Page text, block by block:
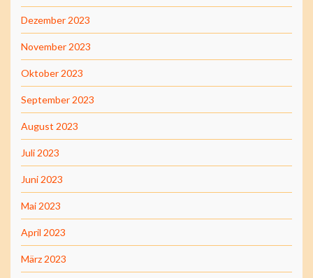
Dezember 2023
November 2023
Oktober 2023
September 2023
August 2023
Juli 2023
Juni 2023
Mai 2023
April 2023
März 2023